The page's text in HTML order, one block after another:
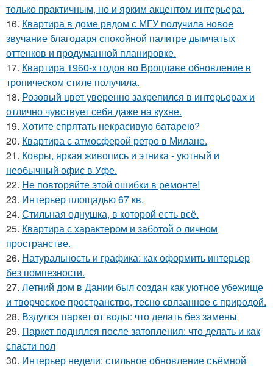
только практичным, но и ярким акцентом интерьера.
16. Квартира в доме рядом с МГУ получила новое
звучание благодаря спокойной палитре дымчатых
оттенков и продуманной планировке.
17. Квартира 1960-х годов во Вроцлаве обновление в
тропическом стиле получила.
18. Розовый цвет уверенно закрепился в интерьерах и
отлично чувствует себя даже на кухне.
19. Хотите спрятать некрасивую батарею?
20. Квартира с атмосферой ретро в Милане.
21. Ковры, яркая живопись и этника - уютный и
необычный офис в Уфе.
22. Не повторяйте этой ошибки в ремонте!
23. Интерьер площадью 67 кв.
24. Стильная однушка, в которой есть всё.
25. Квартира с характером и заботой о личном
пространстве.
26. Натуральность и графика: как оформить интерьер
без помпезности.
27. Летний дом в Дании был создан как уютное убежище
и творческое пространство, тесно связанное с природой.
28. Вздулся паркет от воды: что делать без замены
29. Паркет поднялся после затопления: что делать и как
спасти пол
30. Интерьер недели: стильное обновление съёмной